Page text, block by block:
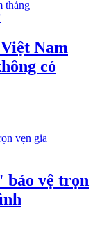
Nam
có
bảo vệ trọn